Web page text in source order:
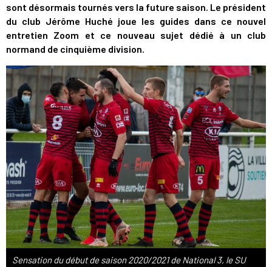
sont désormais tournés vers la future saison. Le président
du club Jérôme Huché joue les guides dans ce nouvel
entretien Zoom et ce nouveau sujet dédié à un club
normand de cinquième division.
Sensation du début de saison 2020/2021 de National 3, le SU